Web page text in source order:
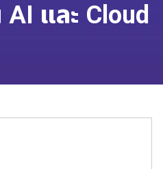
และ Cloud